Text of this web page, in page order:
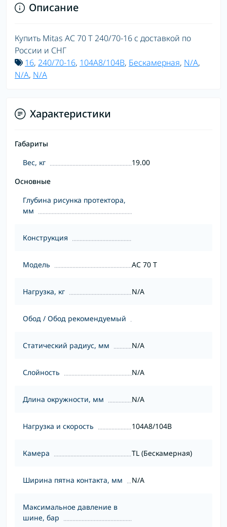
Описание
Купить Mitas AC 70 T 240/70-16 с доставкой по
России и СНГ
16, 240/70-16, 104A8/104B, Бескамерная, N/A,
N/A, N/A
Характеристики
Габариты
Вес, кг
19.00
Основные
Глубина рисунка протектора,
мм
Конструкция
Модель AC 70 T
Нагрузка, кг N/A
Обод / Обод рекомендуемый
Статический радиус, мм N/A
Слойность N/A
Длина окружности, мм N/A
Нагрузка и скорость 104A8/104B
Камера TL (Бескамерная)
Ширина пятна контакта, мм N/A
Максимальное давление в
шине, бар